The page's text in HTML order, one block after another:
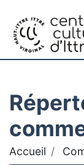
Accueil